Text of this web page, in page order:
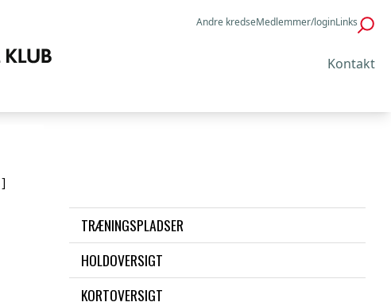
Andre kredseMedlemmer/loginLinks
Kontakt
]
TRÆNINGSPLADSER
HOLDOVERSIGT
KORTOVERSIGT